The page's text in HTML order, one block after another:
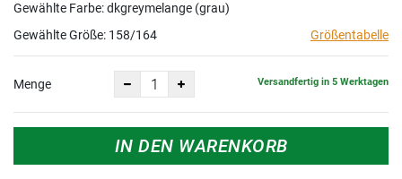
Gewählte Farbe: dkgreymelange (grau)
Gewählte Größe: 158/164 Größentabelle
Menge Versandfertig in 5 Werktagen
IN DEN WARENKORB